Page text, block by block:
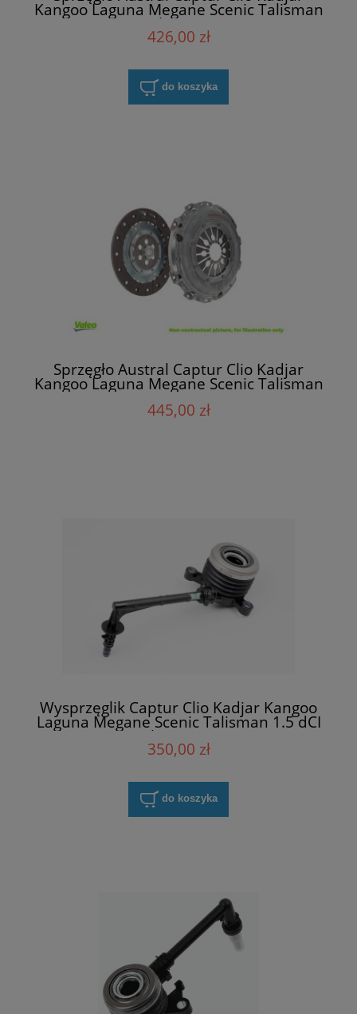
Kangoo Laguna Megane Scenic Talisman
1.5 dCI Sachs 3000 950 538
426,00 zł
do koszyka
Sprzęgło Austral Captur Clio Kadjar
Kangoo Laguna Megane Scenic Talisman
1.5 dCI Valeo 828033
445,00 zł
Wysprzęglik Captur Clio Kadjar Kangoo
Laguna Megane Scenic Talisman 1.5 dCI
Renault 305703721R
350,00 zł
do koszyka